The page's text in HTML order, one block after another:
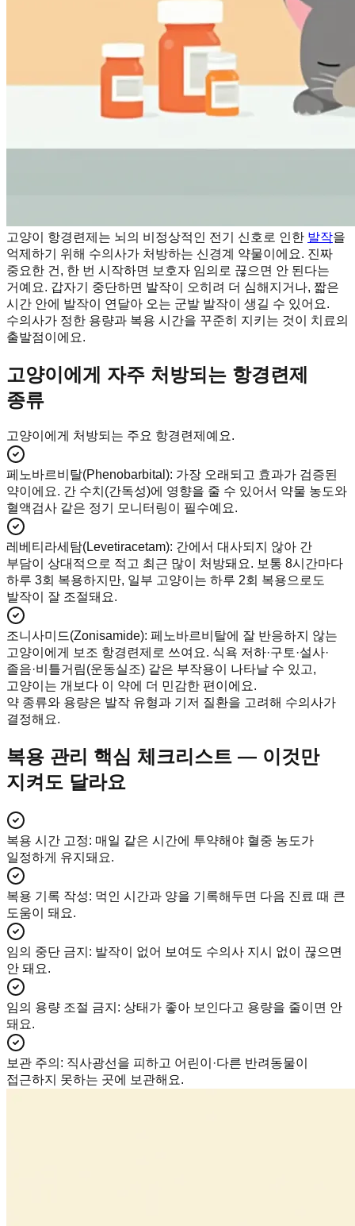
고양이 항경련제는 뇌의 비정상적인 전기 신호로 인한 발작을
억제하기 위해 수의사가 처방하는 신경계 약물이에요. 진짜
중요한 건, 한 번 시작하면 보호자 임의로 끊으면 안 된다는
거예요. 갑자기 중단하면 발작이 오히려 더 심해지거나, 짧은
시간 안에 발작이 연달아 오는 군발 발작이 생길 수 있어요.
수의사가 정한 용량과 복용 시간을 꾸준히 지키는 것이 치료의
출발점이에요.
고양이에게 자주 처방되는 항경련제
종류
고양이에게 처방되는 주요 항경련제예요.
페노바르비탈(Phenobarbital): 가장 오래되고 효과가 검증된
약이에요. 간 수치(간독성)에 영향을 줄 수 있어서 약물 농도와
혈액검사 같은 정기 모니터링이 필수예요.
레베티라세탐(Levetiracetam): 간에서 대사되지 않아 간
부담이 상대적으로 적고 최근 많이 처방돼요. 보통 8시간마다
하루 3회 복용하지만, 일부 고양이는 하루 2회 복용으로도
발작이 잘 조절돼요.
조니사미드(Zonisamide): 페노바르비탈에 잘 반응하지 않는
고양이에게 보조 항경련제로 쓰여요. 식욕 저하·구토·설사·
졸음·비틀거림(운동실조) 같은 부작용이 나타날 수 있고,
고양이는 개보다 이 약에 더 민감한 편이에요.
약 종류와 용량은 발작 유형과 기저 질환을 고려해 수의사가
결정해요.
복용 관리 핵심 체크리스트 — 이것만
지켜도 달라요
복용 시간 고정: 매일 같은 시간에 투약해야 혈중 농도가
일정하게 유지돼요.
복용 기록 작성: 먹인 시간과 양을 기록해두면 다음 진료 때 큰
도움이 돼요.
임의 중단 금지 : 발작이 없어 보여도 수의사 지시 없이 끊으면
안 돼요.
임의 용량 조절 금지 : 상태가 좋아 보인다고 용량을 줄이면 안
돼요.
보관 주의 : 직사광선을 피하고 어린이·다른 반려동물이
접근하지 못하는 곳에 보관해요.